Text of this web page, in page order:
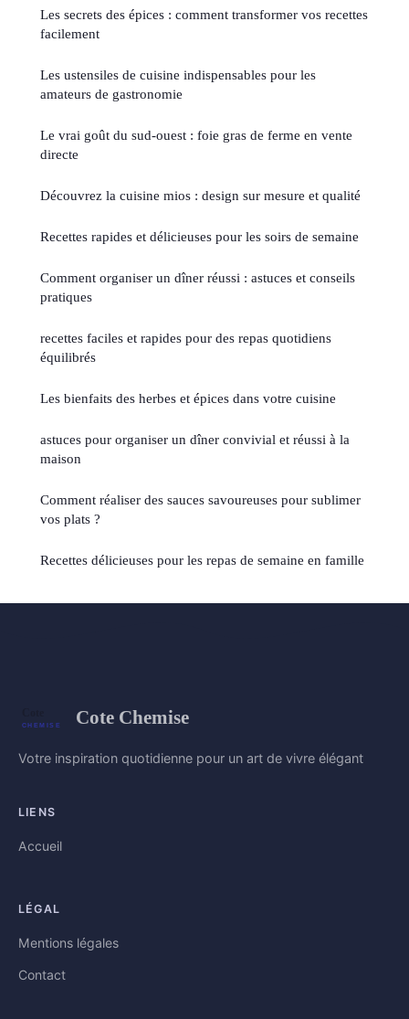
Les secrets des épices : comment transformer vos recettes
facilement
Les ustensiles de cuisine indispensables pour les
amateurs de gastronomie
Le vrai goût du sud-ouest : foie gras de ferme en vente
directe
Découvrez la cuisine mios : design sur mesure et qualité
Recettes rapides et délicieuses pour les soirs de semaine
Comment organiser un dîner réussi : astuces et conseils
pratiques
recettes faciles et rapides pour des repas quotidiens
équilibrés
Les bienfaits des herbes et épices dans votre cuisine
astuces pour organiser un dîner convivial et réussi à la
maison
Comment réaliser des sauces savoureuses pour sublimer
vos plats ?
Recettes délicieuses pour les repas de semaine en famille
Cote Chemise
Votre inspiration quotidienne pour un art de vivre élégant
LIENS
Accueil
LÉGAL
Mentions légales
Contact